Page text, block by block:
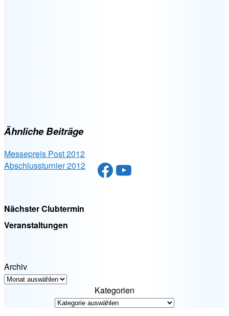
Ähnliche Beiträge
Messepreis Post 2012
Abschlussturnier 2012
Facebook
YouTube
Nächster Clubtermin
Veranstaltungen
Archiv
Kategorien